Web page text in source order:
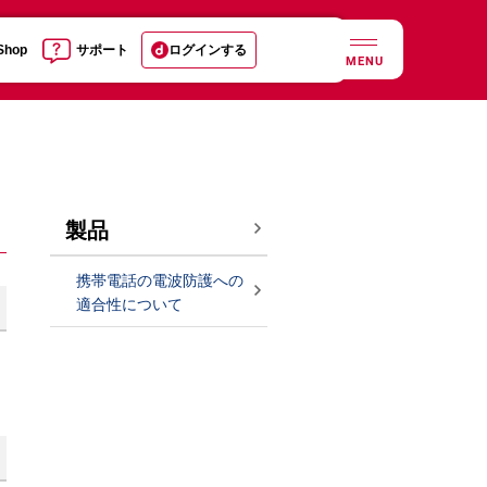
サポート ログインする
MENU
製品
携帯電話の電波防護への
適合性について